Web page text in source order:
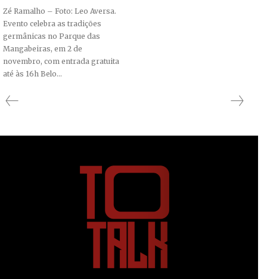
Zé Ramalho – Foto: Leo Aversa.
Evento celebra as tradições
germânicas no Parque das
Mangabeiras, em 2 de
novembro, com entrada gratuita
até às 16h Belo...